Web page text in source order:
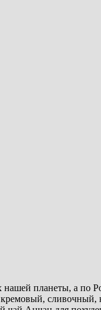
нашей планеты, а по